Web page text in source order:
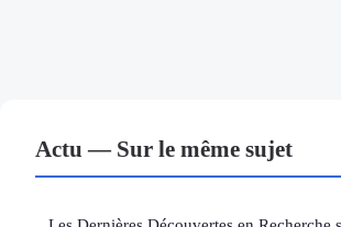
Actu — Sur le même sujet